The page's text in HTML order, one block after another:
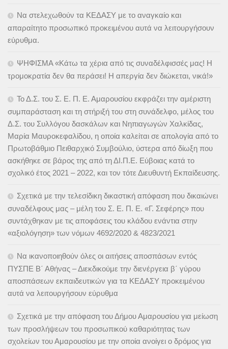
Να στελεχωθούν τα ΚΕΔΑΣΥ με το αναγκαίο και
απαραίτητο προσωπικό προκειμένου αυτά να λειτουργήσουν
εύρυθμα.
ΨΗΦΙΣΜΑ «Κάτω τα χέρια από τις συναδέλφισσές μας! Η
τρομοκρατία δεν θα περάσει! Η απεργία δεν διώκεται, νικά!»
Το Δ.Σ. του Σ. Ε. Π. Ε. Αμαρουσίου εκφράζει την αμέριστη
συμπαράσταση και τη στήριξή του στη συνάδελφο, μέλος του
Δ.Σ. του Συλλόγου δασκάλων και Νηπιαγωγών Χαλκίδας,
Μαρία Μαυροκεφαλίδου, η οποία καλείται σε απολογία από το
Πρωτοβάθμιο Πειθαρχικό Συμβούλιο, ύστερα από δίωξη που
ασκήθηκε σε βάρος της από τη ΔΙ.Π.Ε. Εύβοιας κατά το
σχολικό έτος 2021 – 2022, και τον τότε Διευθυντή Εκπαίδευσης.
Σχετικά με την τελεσίδικη δικαστική απόφαση που δικαιώνει
συναδέλφους μας – μέλη του Σ. Ε. Π. Ε. «Γ. Σεφέρης» που
συντάχθηκαν με τις αποφάσεις του κλάδου ενάντια στην
«αξιολόγηση» των νόμων 4692/2020 & 4823/2021
Να ικανοποιηθούν όλες οι αιτήσεις αποσπάσων εντός
ΠΥΣΠΕ Β΄ Αθήνας – Διεκδικούμε την διενέργεια β΄ γύρου
αποσπάσεων εκπαιδευτικών για τα ΚΕΔΑΣΥ προκειμένου
αυτά να λειτουργήσουν εύρυθμα
Σχετικά με την απόφαση του Δήμου Αμαρουσίου για μείωση
των προσλήψεων του προσωπικού καθαριότητας των
σχολείων του Αμαρουσίου με την οποία ανοίγει ο δρόμος για